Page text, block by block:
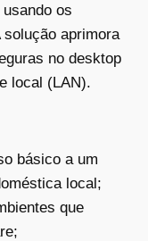
os
aprimora
no desktop
local (LAN).
básico a um
local;
que